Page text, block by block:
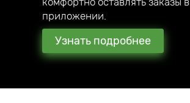
приложении.
Узнать подробнее